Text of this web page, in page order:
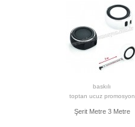
baskılı
toptan ucuz promosyon
Şerit Metre 3 Metre